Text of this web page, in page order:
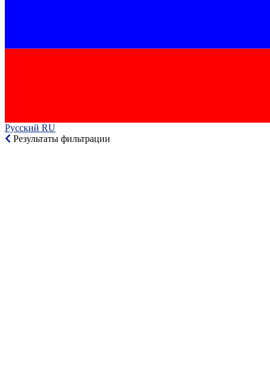
Русский RU‎
Результаты фильтрации